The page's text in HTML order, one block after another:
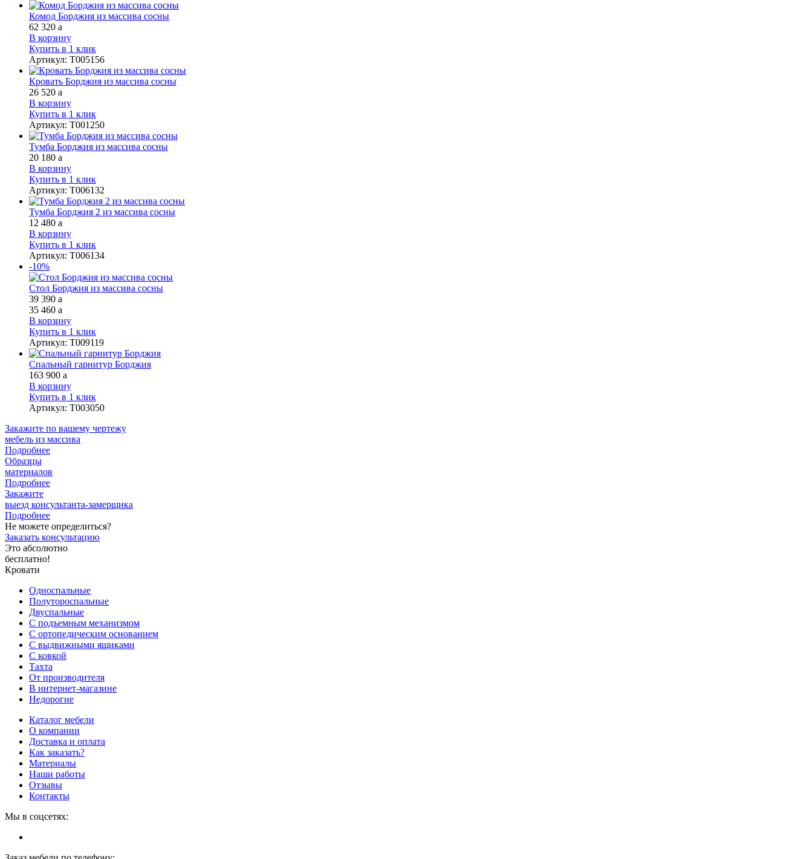
Комод Борджия из массива сосны
62 320 a
В корзину
Купить в 1 клик
Артикул: Т005156
Кровать Борджия из массива сосны
26 520 a
В корзину
Купить в 1 клик
Артикул: Т001250
Тумба Борджия из массива сосны
20 180 a
В корзину
Купить в 1 клик
Артикул: Т006132
Тумба Борджия 2 из массива сосны
12 480 a
В корзину
Купить в 1 клик
Артикул: Т006134
-10%
Стол Борджия из массива сосны
39 390 a
35 460 a
В корзину
Купить в 1 клик
Артикул: Т009119
Спальный гарнитур Борджия
163 900 a
В корзину
Купить в 1 клик
Артикул: Т003050
Закажите по вашему чертежу
мебель из массива
Подробнее
Образцы
материалов
Подробнее
Закажите
выезд консультанта-замерщика
Подробнее
Не можете определиться?
Заказать консультацию
Это абсолютно
бесплатно!
Кровати
Односпальные
Полутороспальные
Двуспальные
С подъемным механизмом
С ортопедическим основанием
С выдвижными ящиками
С ковкой
Тахта
От производителя
В интернет-магазине
Недорогие
Каталог мебели
О компании
Доставка и оплата
Как заказать?
Материалы
Наши работы
Отзывы
Контакты
Мы в соцсетях: